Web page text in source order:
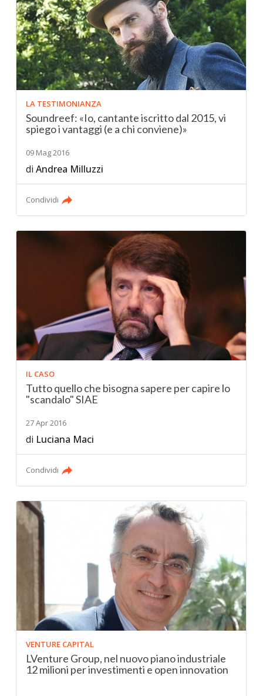
LA TESTIMONIANZA
Soundreef: «Io, cantante iscritto dal 2015, vi
spiego i vantaggi (e a chi conviene)»
09 Mag 2016
diAndrea Milluzzi
Condividi
IL CASO
Tutto quello che bisogna sapere per capire lo
"scandalo" SIAE
27 Apr 2016
di Luciana Maci
Condividi
VENTURE CAPITAL
LVenture Group, nel nuovo piano industriale
12 milioni per investimenti e open innovation